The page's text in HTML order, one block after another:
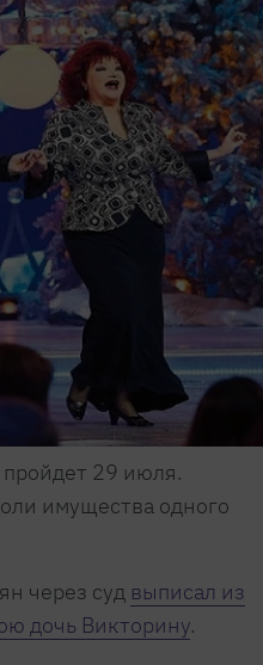
29 июля.
имущества одного
через суд выписал из
дочь Викторину.